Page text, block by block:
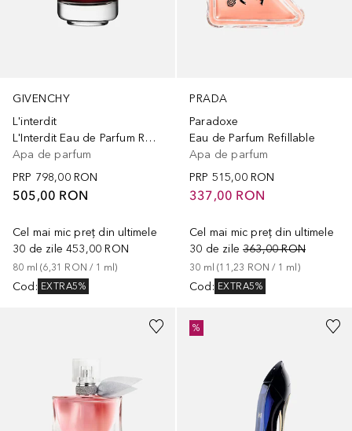
GIVENCHY
L'interdit
L'Interdit Eau de Parfum Rouge
Apa de parfum
PRP 798,00 RON
505,00 RON
Cel mai mic preț din ultimele
30 de zile 453,00 RON
80 ml (6,31 RON / 1 ml)
Cod : EXTRA5%
PRADA
Paradoxe
Eau de Parfum Refillable
Apa de parfum
PRP 515,00 RON
337,00 RON
Cel mai mic preț din ultimele
30 de zile 363,00 RON
30 ml (11,23 RON / 1 ml)
Cod : EXTRA5%
%